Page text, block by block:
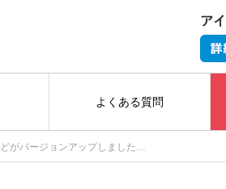
よくある質問
がバージョンアップしました…